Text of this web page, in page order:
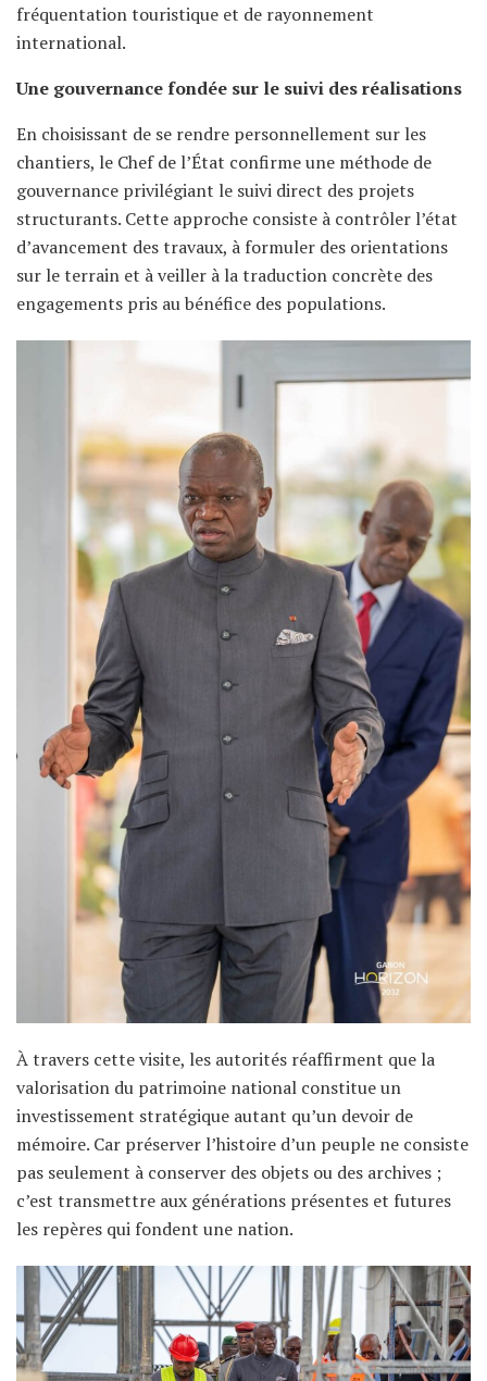
fréquentation touristique et de rayonnement
international.
Une gouvernance fondée sur le suivi des réalisations
En choisissant de se rendre personnellement sur les
chantiers, le Chef de l’État confirme une méthode de
gouvernance privilégiant le suivi direct des projets
structurants. Cette approche consiste à contrôler l’état
d’avancement des travaux, à formuler des orientations
sur le terrain et à veiller à la traduction concrète des
engagements pris au bénéfice des populations.
À travers cette visite, les autorités réaffirment que la
valorisation du patrimoine national constitue un
investissement stratégique autant qu’un devoir de
mémoire. Car préserver l’histoire d’un peuple ne consiste
pas seulement à conserver des objets ou des archives ;
c’est transmettre aux générations présentes et futures
les repères qui fondent une nation.